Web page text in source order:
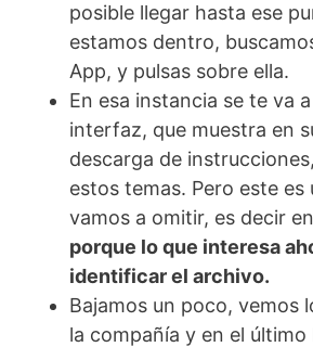
posible llegar hasta ese
estamos dentro,
App, y pulsas sobre ella.
En esa instancia se te va
interfaz, que muestra en
descarga de
estos temas. Pero este es
vamos a omitir, es decir
porque lo que interesa
identificar el archivo.
Bajamos un poco, vemos
la compañía y en el último